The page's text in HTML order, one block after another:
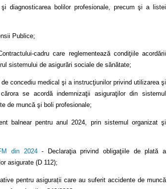
diagnosticarea bolilor profesionale, precum şi a listei
Publice;
cadru care reglementează condiţiile acordării
sistemului de asigurări sociale de sănătate;
concediu medical şi a instrucţiunilor privind utilizarea şi
se acordă indemnizaţii asiguraţilor din sistemul
de muncă şi boli profesionale;
balnear pentru anul 2024, prin sistemul organizat şi
din 2024- Declaraţia privind obligaţiile de plată a
asigurate (D 112);
pentru asigurații care au suferit accidente de muncă